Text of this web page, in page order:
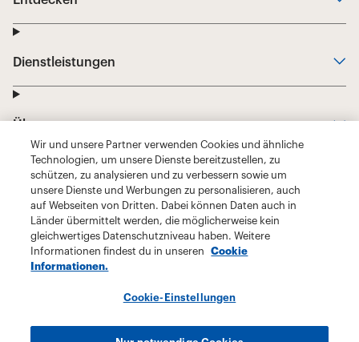
Wir und unsere Partner verwenden Cookies und ähnliche
Technologien, um unsere Dienste bereitzustellen, zu
schützen, zu analysieren und zu verbessern sowie um
unsere Dienste und Werbungen zu personalisieren, auch
auf Webseiten von Dritten. Dabei können Daten auch in
Länder übermittelt werden, die möglicherweise kein
gleichwertiges Datenschutzniveau haben. Weitere
Informationen findest du in unseren
Cookie
Informationen.
Cookie-Einstellungen